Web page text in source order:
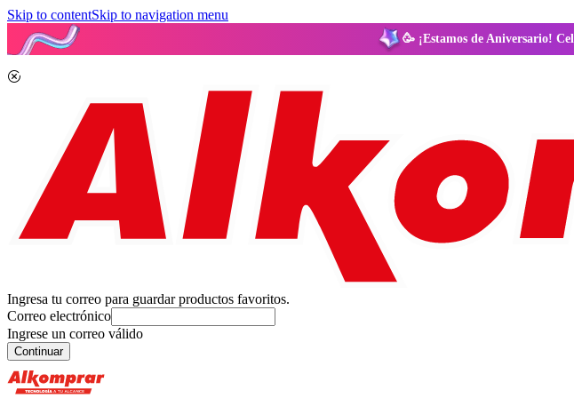
Skip to contentSkip to navigation menu
🥳 ¡Estamos de Aniversario!
Ingresa tu correo para guardar productos favoritos.
Correo electrónico
Ingrese un correo válido
Continuar